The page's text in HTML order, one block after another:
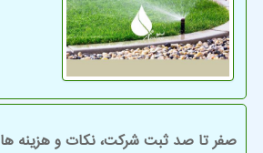
صفر تا صد ثبت شرکت، نکات و هزینه ها